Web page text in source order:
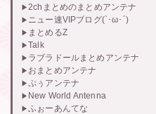
2chまとめのまとめアンテナ
ニュー速VIPブログ(`･ω･´)
まとめるZ
Talk
ラブラドールまとめアンテナ
おまとめアンテナ
ぷぅアンテナ
New World Antenna
ふぉーあんてな